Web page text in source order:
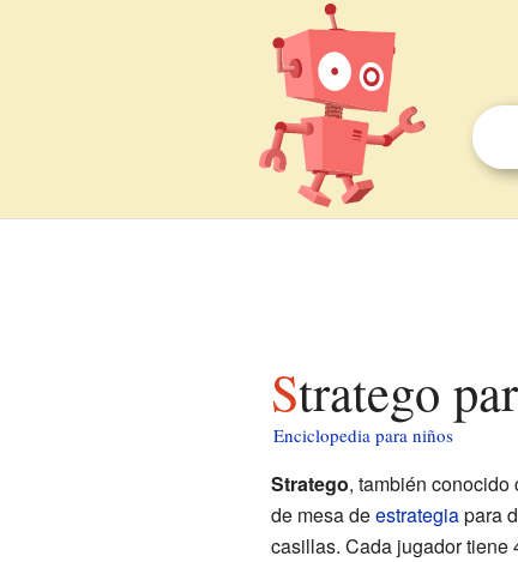
Stratego
Enciclopedia para niños
Stratego, también conocido
de mesa deestrategiapara
casillas. Cada jugador tiene